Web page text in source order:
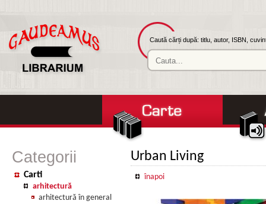
Caută cărți după: titlu, autor, ISBN,
Categorii
Carti
arhitectură
arhitectură în general
Urban Living
înapoi